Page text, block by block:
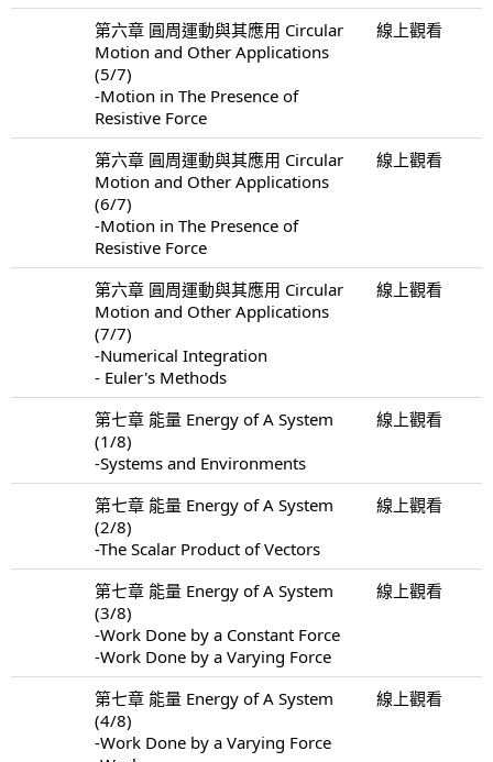
第六章 圓周運動與其應用 Circular
Motion and Other Applications
(5/7)
-Motion in The Presence of
Resistive Force
線上觀看
第六章 圓周運動與其應用 Circular
Motion and Other Applications
(6/7)
-Motion in The Presence of
Resistive Force
線上觀看
第六章 圓周運動與其應用 Circular
Motion and Other Applications
(7/7)
-Numerical Integration
- Euler's Methods
線上觀看
第七章 能量 Energy of A System
(1/8)
-Systems and Environments
線上觀看
第七章 能量 Energy of A System
(2/8)
-The Scalar Product of Vectors
線上觀看
第七章 能量 Energy of A System
(3/8)
-Work Done by a Constant Force
-Work Done by a Varying Force
線上觀看
第七章 能量 Energy of A System
(4/8)
-Work Done by a Varying Force
線上觀看